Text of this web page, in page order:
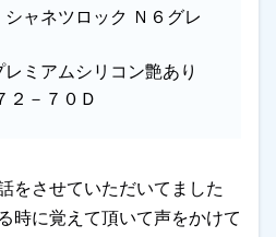
シャネツロック Ｎ６グレ
レミアムシリコン艶あり
２－７０Ｄ
をさせていただいてました
時に覚えて頂いて声をかけて